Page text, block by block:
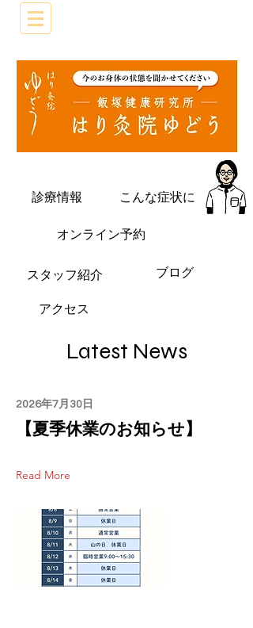
診療情報 こんな症状に
オンライン予約
​スタッフ紹介 ブログ
​アクセス
Latest News
2026年7月30日
【夏季休業のお知らせ】
Read More